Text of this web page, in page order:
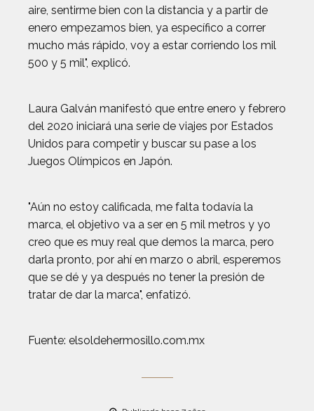
aire, sentirme bien con la distancia y a partir de
enero empezamos bien, ya específico a correr
mucho más rápido, voy a estar corriendo los mil
500 y 5 mil", explicó.
Laura Galván manifestó que entre enero y febrero
del 2020 iniciará una serie de viajes por Estados
Unidos para competir y buscar su pase a los
Juegos Olímpicos en Japón.
"Aún no estoy calificada, me falta todavía la
marca, el objetivo va a ser en 5 mil metros y yo
creo que es muy real que demos la marca, pero
darla pronto, por ahí en marzo o abril, esperemos
que se dé y ya después no tener la presión de
tratar de dar la marca", enfatizó.
Fuente: elsoldehermosillo.com.mx